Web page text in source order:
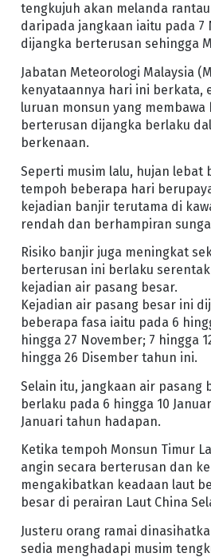
tengkujuh akan melanda
daripada jangkaan iaitu pada 7
dijangka berterusan sehingga
Jabatan Meteorologi Malaysia
kenyataannya hari ini berkata,
luruan monsun yang membawa
berterusan dijangka berlaku
berkenaan.
Seperti musim lalu, hujan lebat
tempoh beberapa hari
kejadian banjir terutama di
rendah dan berhampiran
Risiko banjir juga meningkat
berterusan ini berlaku
kejadian air pasang besar.
Kejadian air pasang besar ini
beberapa fasa iaitu pada 6
hingga 27 November; 7 hingga
hingga 26 Disember tahun ini.
Selain itu, jangkaan air pasang
berlaku pada 6 hingga 10
Januari tahun hadapan.
Ketika tempoh Monsun Timur
angin secara berterusan dan
mengakibatkan keadaan laut
besar di perairan Laut China
Justeru orang ramai
sedia menghadapi musim